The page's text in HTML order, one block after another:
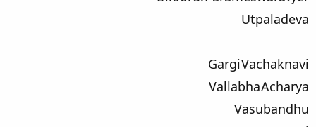
Utpaladeva
Gargi Vachaknavi
Vallabha Acharya
Vasubandhu